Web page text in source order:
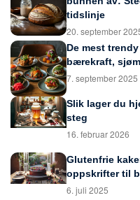
tidslinje
20. september
De mest
bærekraft,
7. september 2025
Slik lager du
steg
16. februar 2026
Glutenfrie
oppskrifter til
6. juli 2025